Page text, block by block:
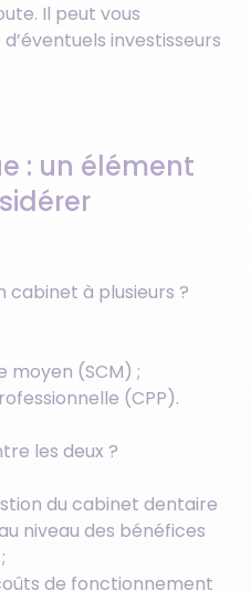
Il peut vous
investisseurs
: un élément
cabinet à plusieurs ?
moyen (SCM) ;
(CPP).
les deux ?
du cabinet dentaire
niveau des bénéfices
de fonctionnement